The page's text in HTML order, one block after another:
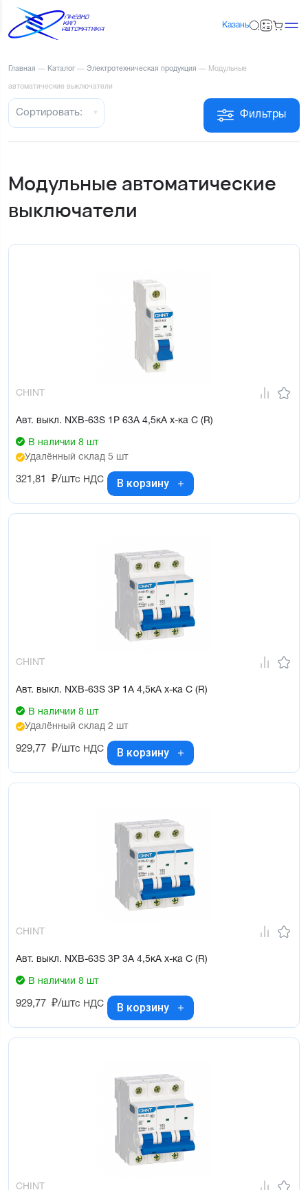
Казань
Главная — Каталог — Электротехническая продукция — Модульные
автоматические выключатели
Фильтры
Сортировать:
Модульные автоматические
выключатели
CHINT
Авт. выкл. NXB-63S 1P 63А 4,5кА х-ка C (R)
В наличии 8 шт
Удалённый склад 5 шт
321,81 ₽/штс НДС В корзину
CHINT
Авт. выкл. NXB-63S 3P 1А 4,5кА х-ка C (R)
В наличии 8 шт
Удалённый склад 2 шт
929,77 ₽/штс НДС В корзину
CHINT
Авт. выкл. NXB-63S 3P 3А 4,5кА х-ка C (R)
В наличии 8 шт
929,77 ₽/штс НДС В корзину
CHINT